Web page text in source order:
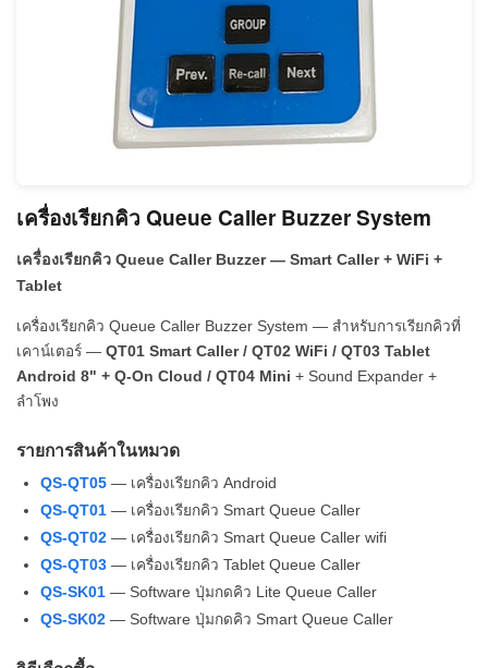
เครื่องเรียกคิว Queue Caller Buzzer System
เครื่องเรียกคิว Queue Caller Buzzer — Smart Caller + WiFi +
Tablet
เครื่องเรียกคิว Queue Caller Buzzer System — สำหรับการเรียกคิวที่
เคาน์เตอร์ — QT01 Smart Caller / QT02 WiFi / QT03 Tablet
Android 8" + Q-On Cloud / QT04 Mini + Sound Expander +
ลำโพง
รายการสินค้าในหมวด
QS-QT05 — เครื่องเรียกคิว Android
QS-QT01 — เครื่องเรียกคิว Smart Queue Caller
QS-QT02 — เครื่องเรียกคิว Smart Queue Caller wifi
QS-QT03 — เครื่องเรียกคิว Tablet Queue Caller
QS-SK01 — Software ปุ่มกดคิว Lite Queue Caller
QS-SK02 — Software ปุ่มกดคิว Smart Queue Caller